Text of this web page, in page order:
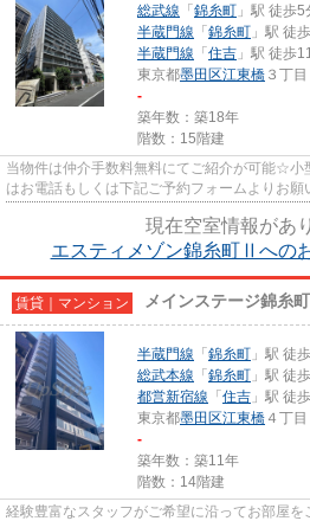
総武線 「 錦糸町 」駅 徒歩5
半蔵門線 「 錦糸町 」駅 徒
半蔵門線 「 住吉 」駅 徒歩
東京都墨田区江東橋 ３丁目
-
築年数：築18年
階数：15階建
当物件は仲介手数料無料にてご紹介が可能☆小
はお電話もしくは下記ご予約フォームよりお願
現在空室情報があ
エスティメゾン錦糸町Ⅱへの
賃貸｜マンション メインステージ錦糸
半蔵門線 「 錦糸町 」駅 徒
総武本線 「 錦糸町 」駅 徒
都営新宿線 「 住吉 」駅 徒
東京都墨田区江東橋 ４丁目
-
築年数：築11年
階数：14階建
経験豊富なスタッフがご希望に沿ってお部屋